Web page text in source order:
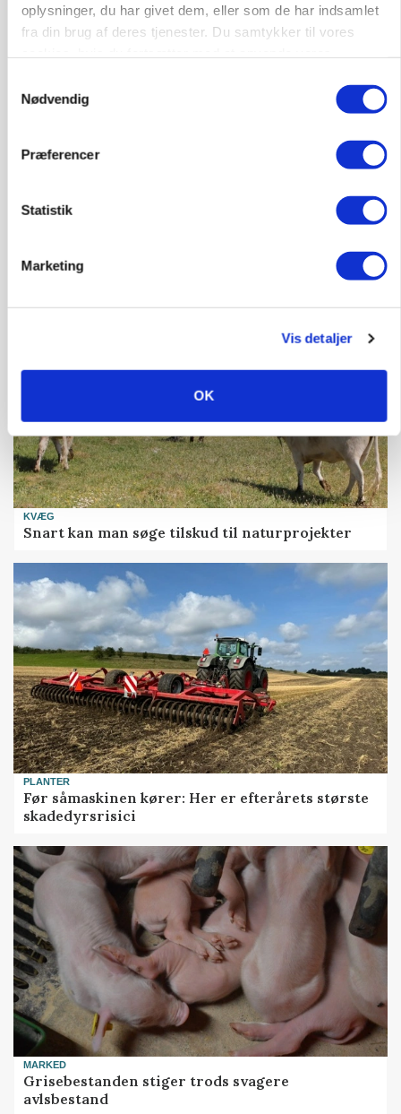
oplysninger, du har givet dem, eller som de har indsamlet
fra din brug af deres tjenester. Du samtykker til vores
Nødvendig
Præferencer
Statistik
Marketing
Vis detaljer
OK
POLITIK
»Nu stopper I«: Landbrugsdebattør og
gødskningslov
kan den ændre din bedrift fra 2027
KVÆG
Snart kan man søge tilskud til naturprojekter
PLANTER
Før såmaskinen kører: Her er efterårets største
skadedyrsrisici
MARKED
Grisebestanden stiger trods svagere
avlsbestand